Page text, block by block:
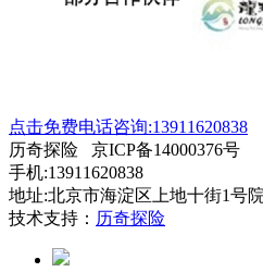
点击免费电话咨询:13911620838
历奇探险 京ICP备14000376号
手机:13911620838
地址:北京市海淀区上地十街1号
技术支持： 历奇探险